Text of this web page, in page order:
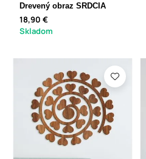
Drevený obraz SRDCIA
18,90 €
Skladom